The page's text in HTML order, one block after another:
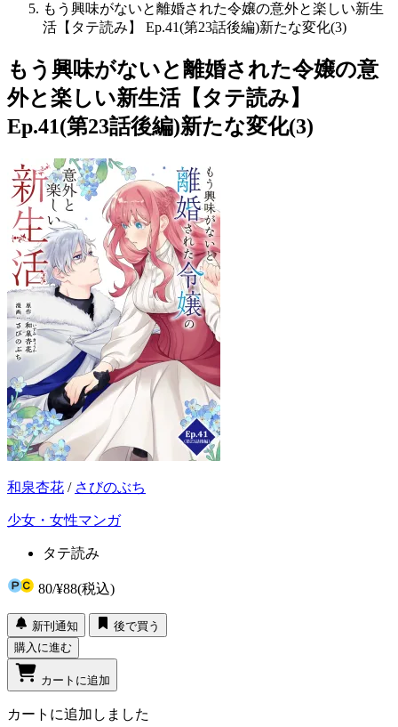
もう興味がないと離婚された令嬢の意外と楽しい新生
活【タテ読み】 Ep.41(第23話後編)新たな変化(3)
もう興味がないと離婚された令嬢の意
外と楽しい新生活【タテ読み】
Ep.41(第23話後編)新たな変化(3)
和泉杏花 / さびのぶち
少女・女性マンガ
タテ読み
80/¥88(税込)
新刊通知
後で買う
購入に進む
カートに追加
カートに追加しました